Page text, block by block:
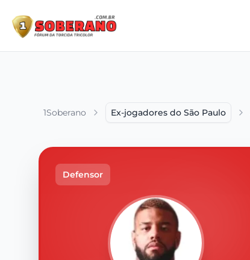
1Soberano Ex-jogadores do São Paulo
Defensor